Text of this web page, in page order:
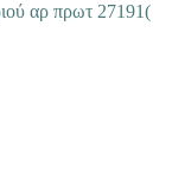
αρ πρωτ 27191(